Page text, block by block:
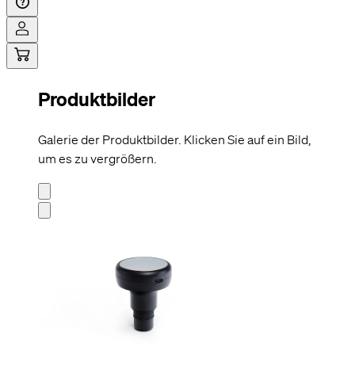
Produktbilder
Galerie der Produktbilder. Klicken Sie auf ein Bild,
um es zu vergrößern.